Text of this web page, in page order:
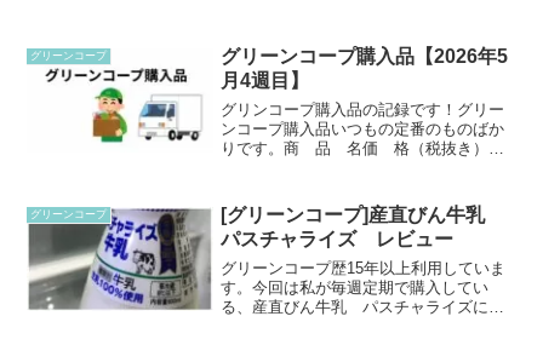
感です。このあげを買った時は、袋のま
ま冷凍しています...
グリーンコープ
グリーンコープ購入品【2026年5
月4週目】
グリンコープ購入品の記録です！グリー
ンコープ購入品いつもの定番のものばか
りです。商 品 名価 格（税抜き）予
約元気いっぱい産直たまご10個385お豆腐
なんて...
グリーンコープ
[グリーンコープ]産直びん牛乳
パスチャライズ レビュー
グリーンコープ歴15年以上利用していま
す。今回は私が毎週定期で購入してい
る、産直びん牛乳 パスチャライズにつ